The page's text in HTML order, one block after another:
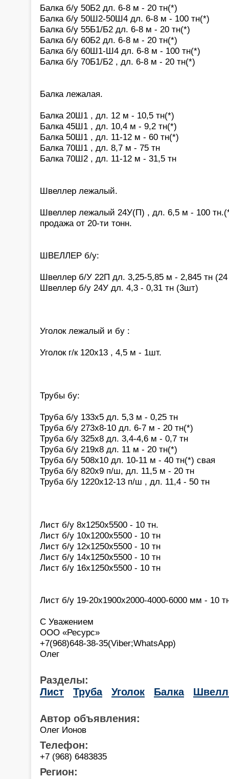
Балка б/у 50Б2 дл. 6-8 м - 20 тн(*)
Балка б/у 50Ш2-50Ш4 дл. 6-8 м - 100 тн(*)
Балка б/у 55Б1/Б2 дл. 6-8 м - 20 тн(*)
Балка б/у 60Б2 дл. 6-8 м - 20 тн(*)
Балка б/у 60Ш1-Ш4 дл. 6-8 м - 100 тн(*)
Балка б/у 70Б1/Б2 , дл. 6-8 м - 20 тн(*)
Балка лежалая.
Балка 20Ш1 , дл. 12 м - 10,5 тн(*)
Балка 45Ш1 , дл. 10,4 м - 9,2 тн(*)
Балка 50Ш1 , дл. 11-12 м - 60 тн(*)
Балка 70Ш1 , дл. 8,7 м - 75 тн
Балка 70Ш2 , дл. 11-12 м - 31,5 тн
Швеллер лежалый.
Швеллер лежалый 24У(П) , дл. 6,5 м - 100
продажа от 20-ти тонн.
ШВЕЛЛЕР б/у:
Швеллер б/У 22П дл. 3,25-5,85 м - 2,845 тн
Швеллер б/у 24У дл. 4,3 - 0,31 тн (3шт)
Уголок лежалый и бу :
Уголок г/к 120х13 , 4,5 м - 1шт.
Трубы бу:
Труба б/у 133х5 дл. 5,3 м - 0,25 тн
Труба б/у 273х8-10 дл. 6-7 м - 20 тн(*)
Труба б/у 325х8 дл. 3,4-4,6 м - 0,7 тн
Труба б/у 219х8 дл. 11 м - 20 тн(*)
Труба б/у 508х10 дл. 10-11 м - 40 тн(*) свая
Труба б/у 820х9 п/ш, дл. 11,5 м - 20 тн
Труба б/у 1220х12-13 п/ш , дл. 11,4 - 50 тн
Лист б/у 8х1250х5500 - 10 тн.
Лист б/у 10х1200х5500 - 10 тн
Лист б/у 12х1250х5500 - 10 тн
Лист б/у 14х1250х5500 - 10 тн
Лист б/у 16х1250х5500 - 10 тн
Лист б/у 19-20х1900х2000-4000-6000 мм - 10
С Уважением
ООО «Ресурс»
+7(968)648-38-35(Viber;WhatsApp)
Олег
Разделы:
Лист
Труба Уголок Балка
Автор объявления:
Олег Ионов
Телефон:
+7 (968) 6483835
Регион: